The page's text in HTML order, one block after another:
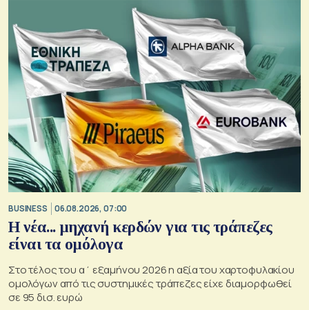
BUSINESS 06.08.2026, 07:00
Η νέα... μηχανή κερδών για τις τράπεζες
είναι τα ομόλογα
Στο τέλος του α΄ εξαμήνου 2026 η αξία του χαρτοφυλακίου
ομολόγων από τις συστημικές τράπεζες είχε διαμορφωθεί
σε 95 δισ. ευρώ